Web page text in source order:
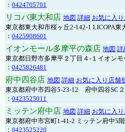
： 0424705701
リコパ東大和店 地図 詳細 お気に入
東京都東大和市桜ヶ丘2-142-1 LICOPA東
： 0425908601
イオンモール多摩平の森店 地図 詳
東京都日野市多摩平２丁目４-１イオン
： 0425826481
府中四谷店 地図 詳細 お気に入り店舗
東京都府中市四谷5-23-12 府中四谷SC
： 0423525011
ミッテン府中店 地図 詳細 お気に入
東京都府中市宮町1-41-2 ミッテン府中5階
： 0423525220